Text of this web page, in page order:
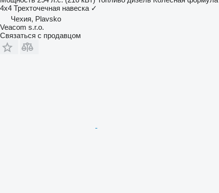
4x4 Трехточечная навеска ✓
Чехия, Plavsko
Veacom s.r.o.
Связаться с продавцом